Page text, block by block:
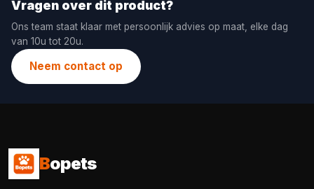
Vragen over dit product?
Ons team staat klaar met persoonlijk advies op maat, elke dag
van 10u tot 20u.
Neem contact op
Bopets